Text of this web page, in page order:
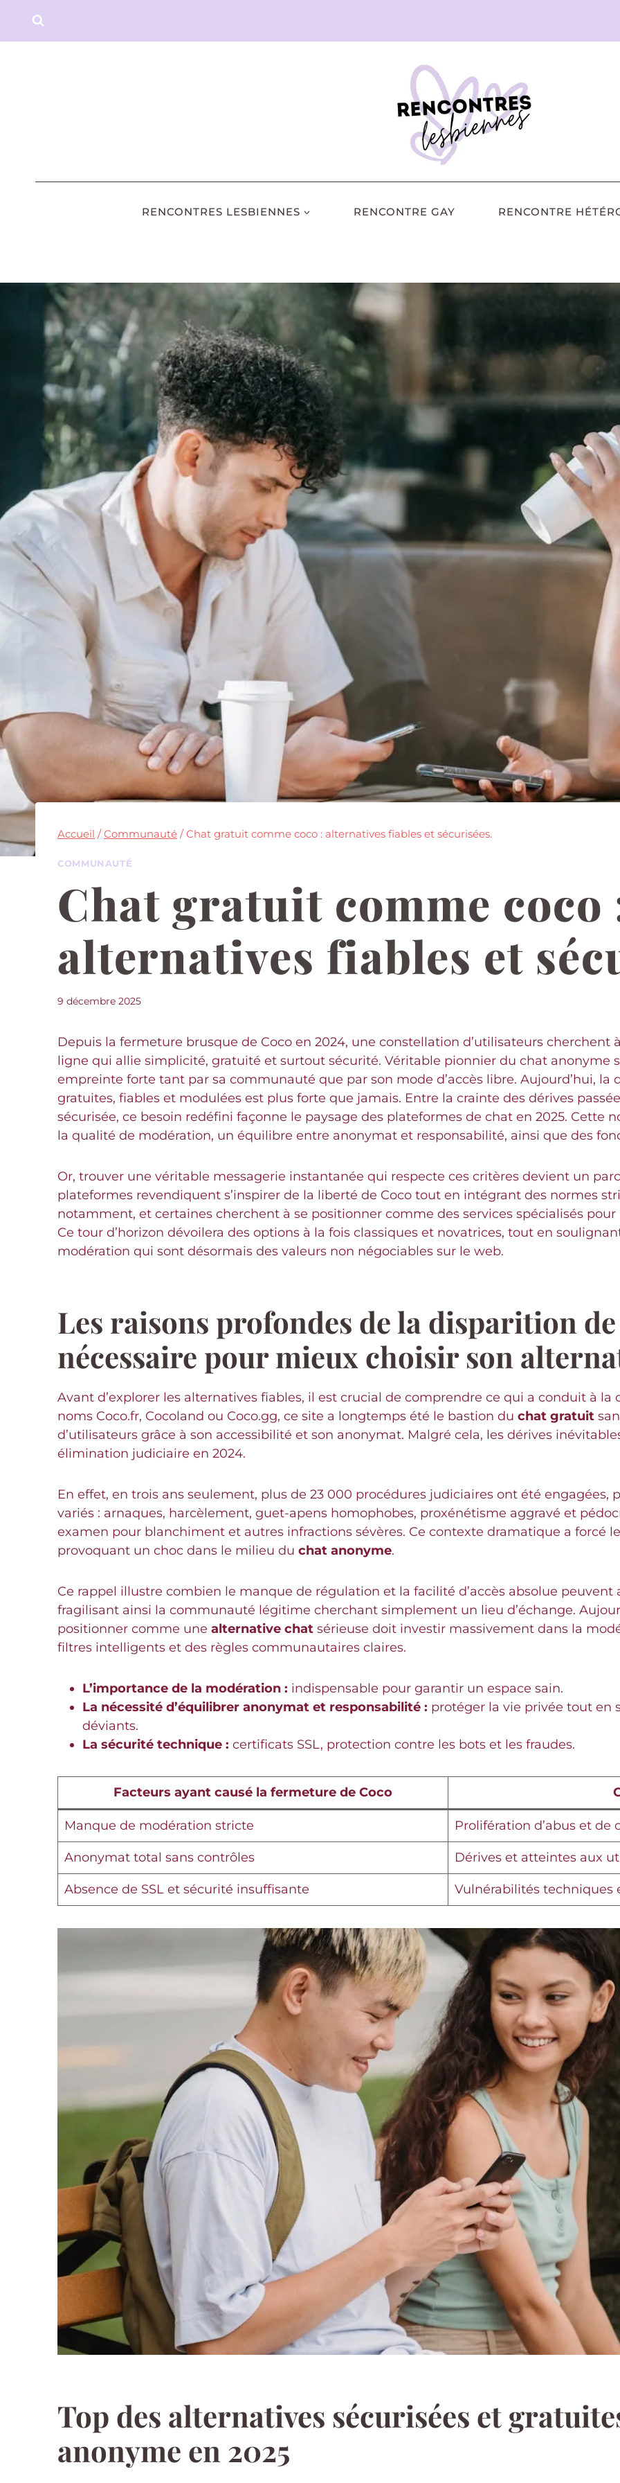
contenu
RENCONTRES LESBIENNES RENCONTRE GAY RENCONTRE
Accueil / Communauté / Chat gratuit comme coco : alternatives fiables et sécurisées.
COMMUNAUTÉ
Chat gratuit comme coco
alternatives fiables et
9 décembre 2025
Depuis la fermeture brusque de Coco en 2024, une constellation d’utilisateurs cherchent
ligne qui allie simplicité, gratuité et surtout sécurité. Véritable pionnier du chat anonyme
empreinte forte tant par sa communauté que par son mode d’accès libre. Aujourd’hui,
gratuites, fiables et modulées est plus forte que jamais. Entre la crainte des dérives
sécurisée, ce besoin redéfini façonne le paysage des plateformes de chat en 2025. Cette
la qualité de modération, un équilibre entre anonymat et responsabilité, ainsi que des
Or, trouver une véritable messagerie instantanée qui respecte ces critères devient un
plateformes revendiquent s’inspirer de la liberté de Coco tout en intégrant des normes
notamment, et certaines cherchent à se positionner comme des services spécialisés
Ce tour d’horizon dévoilera des options à la fois classiques et novatrices, tout en
modération qui sont désormais des valeurs non négociables sur le web.
Les raisons profondes de la disparition
nécessaire pour mieux choisir son
Avant d’explorer les alternatives fiables, il est crucial de comprendre ce qui a conduit à la
noms Coco.fr, Cocoland ou Coco.gg, ce site a longtemps été le bastion du chat gratuit
d’utilisateurs grâce à son accessibilité et son anonymat. Malgré cela, les dérives
élimination judiciaire en 2024.
En effet, en trois ans seulement, plus de 23 000 procédures judiciaires ont été engagées,
variés : arnaques, harcèlement, guet-apens homophobes, proxénétisme aggravé et
examen pour blanchiment et autres infractions sévères. Ce contexte dramatique a forcé
provoquant un choc dans le milieu du chat anonyme.
Ce rappel illustre combien le manque de régulation et la facilité d’accès absolue
fragilisant ainsi la communauté légitime cherchant simplement un lieu d’échange.
positionner comme une alternative chat sérieuse doit investir massivement dans la
filtres intelligents et des règles communautaires claires.
L’importance de la modération : indispensable pour garantir un espace sain.
La nécessité d’équilibrer anonymat et responsabilité : protéger la vie privée tout en
déviants.
La sécurité technique : certificats SSL, protection contre les bots et les fraudes.
Facteurs ayant causé la fermeture de Coco
Manque de modération stricte Prolifération d’abus et de
Anonymat total sans contrôles Dérives et atteintes aux
Absence de SSL et sécurité insuffisante Vulnérabilités techniques
Top des alternatives sécurisées et
anonyme en 2025